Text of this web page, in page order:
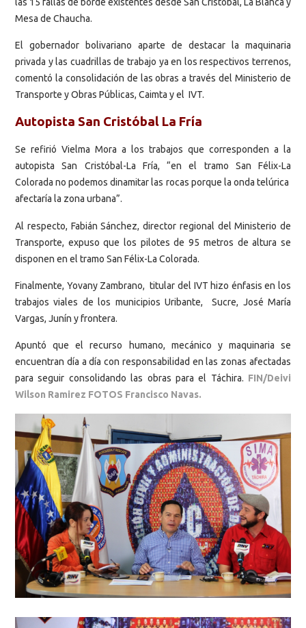
Mesa de Chaucha.
El gobernador bolivariano aparte de destacar la maquinaria
privada y las cuadrillas de trabajo ya en los respectivos terrenos,
comentó la consolidación de las obras a través del Ministerio de
Transporte y Obras Públicas, Caimta y el IVT.
Autopista San Cristóbal La Fría
Se refirió Vielma Mora a los trabajos que corresponden a la
autopista San Cristóbal-La Fría, “en el tramo San Félix-La
Colorada no podemos dinamitar las rocas porque la onda telúrica
afectaría la zona urbana”.
Al respecto, Fabián Sánchez, director regional del Ministerio de
Transporte, expuso que los pilotes de 95 metros de altura se
disponen en el tramo San Félix-La Colorada.
Finalmente, Yovany Zambrano, titular del IVT hizo énfasis en los
trabajos viales de los municipios Uribante, Sucre, José María
Vargas, Junín y frontera.
Apuntó que el recurso humano, mecánico y maquinaria se
encuentran día a día con responsabilidad en las zonas afectadas
para seguir consolidando las obras para el Táchira. FIN/Deivi
Wilson Ramirez FOTOS Francisco Navas.